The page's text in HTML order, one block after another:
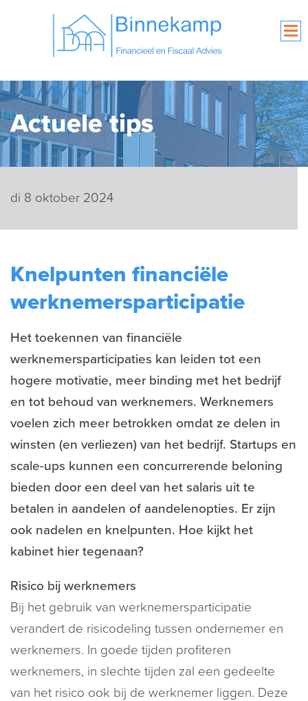
Actuele tips
di 8 oktober 2024
Knelpunten financiële
werknemersparticipatie
Het toekennen van financiële
werknemersparticipaties kan leiden tot een
hogere motivatie, meer binding met het bedrijf
en tot behoud van werknemers. Werknemers
voelen zich meer betrokken omdat ze delen in
winsten (en verliezen) van het bedrijf. Startups en
scale-ups kunnen een concurrerende beloning
bieden door een deel van het salaris uit te
betalen in aandelen of aandelenopties. Er zijn
ook nadelen en knelpunten. Hoe kijkt het
kabinet hier tegenaan?
Risico bij werknemers
Bij het gebruik van werknemersparticipatie
verandert de risicodeling tussen ondernemer en
werknemers. In goede tijden profiteren
werknemers, in slechte tijden zal een gedeelte
van het risico ook bij de werknemer liggen. Deze